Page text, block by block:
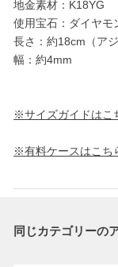
地金素材：K18YG
使用宝石：ダイヤモ
長さ：約18cm（ア
幅：約4mm
※サイズガイドはこ
※有料ケースはこち
同じカテゴリーの